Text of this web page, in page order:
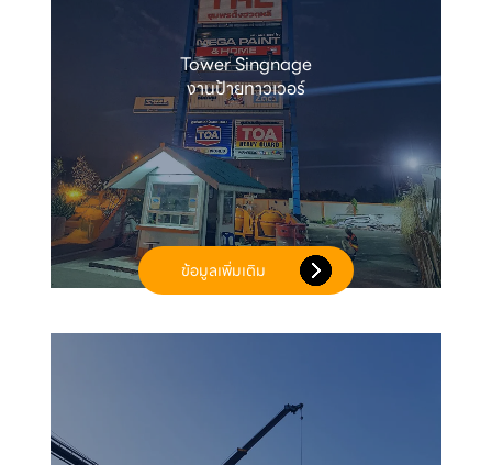
Tower Singnage
งานป้ายทาวเวอร์
ข้อมูลเพิ่มเติม